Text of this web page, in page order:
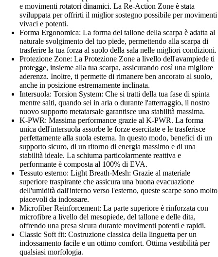
e movimenti rotatori dinamici. La Re-Action Zone è stata
sviluppata per offrirti il miglior sostegno possibile per movimenti
vivaci e potenti.
Forma Ergonomica: La forma del tallone della scarpa è adatta al
naturale svolgimento del tuo piede, permettendo alla scarpa di
trasferire la tua forza al suolo della sala nelle migliori condizioni.
Protezione Zone: La Protezione Zone a livello dell'avampiede ti
protegge, insieme alla tua scarpa, assicurando così una migliore
aderenza. Inoltre, ti permette di rimanere ben ancorato al suolo,
anche in posizione estremamente inclinata.
Intersuola: Torsion System: Che si tratti della tua fase di spinta
mentre salti, quando sei in aria o durante l'atterraggio, il nostro
nuovo supporto metatarsale garantisce una stabilità massima.
K-PWR: Massima performance grazie al K-PWR. La forma
unica dell'intersuola assorbe le forze esercitate e le trasferisce
perfettamente alla suola esterna. In questo modo, benefici di un
supporto sicuro, di un ritorno di energia massimo e di una
stabilità ideale. La schiuma particolarmente reattiva e
performante è composta al 100% di EVA.
Tessuto esterno: Light Breath-Mesh: Grazie al materiale
superiore traspirante che assicura una buona evacuazione
dell'umidità dall'interno verso l'esterno, queste scarpe sono molto
piacevoli da indossare.
Microfiber Reinforcement: La parte superiore è rinforzata con
microfibre a livello del mesopiede, del tallone e delle dita,
offrendo una presa sicura durante movimenti potenti e rapidi.
Classic Soft fit: Costruzione classica della linguetta per un
indossamento facile e un ottimo comfort. Ottima vestibilità per
qualsiasi morfologia.